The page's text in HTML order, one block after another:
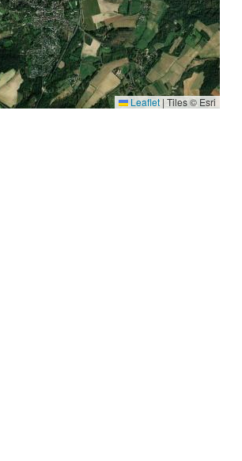
Leaflet | Tiles © Esri